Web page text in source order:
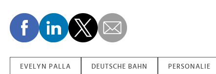
EVELYN PALLA DEUTSCHE BAHN PERSONALIE